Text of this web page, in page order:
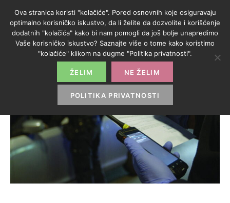
Ova stranica koristi "kolačiće". Pored osnovnih koje osiguravaju
optimalno korisničko iskustvo, da li želite da dozvolite i korišćenje
dodatnih "kolačića" kako bi nam pomogli da još bolje unapredimo
Vaše korisničko iskustvo? Saznajte više o tome kako koristimo
"kolačiće" klikom na dugme "Politika privatnosti".
ŽELIM NE ŽELIM
POLITIKA PRIVATNOSTI